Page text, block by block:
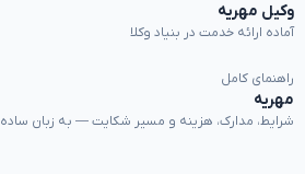
وکیل مهریه
آماده ارائه خدمت در بنیاد وکلا
راهنمای کامل
مهریه
شرایط، مدارک، هزینه و مسیر شکایت — به زبان ساده